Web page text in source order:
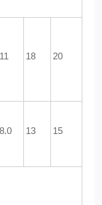
11 18 20
8.0 13 15